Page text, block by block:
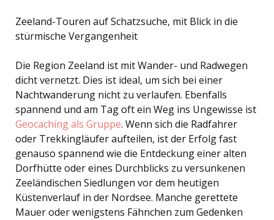
Zeeland-Touren auf Schatzsuche, mit Blick in die
stürmische Vergangenheit
Die Region Zeeland ist mit Wander- und Radwegen
dicht vernetzt. Dies ist ideal, um sich bei einer
Nachtwanderung nicht zu verlaufen. Ebenfalls
spannend und am Tag oft ein Weg ins Ungewisse ist
Geocaching als Gruppe. Wenn sich die Radfahrer
oder Trekkingläufer aufteilen, ist der Erfolg fast
genauso spannend wie die Entdeckung einer alten
Dorfhütte oder eines Durchblicks zu versunkenen
Zeeländischen Siedlungen vor dem heutigen
Küstenverlauf in der Nordsee. Manche gerettete
Mauer oder wenigstens Fähnchen zum Gedenken